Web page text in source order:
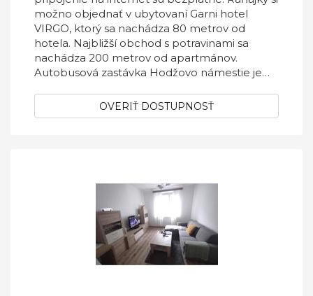
možno objednať v ubytovaní Garni hotel
VIRGO, ktorý sa nachádza 80 metrov od
hotela. Najbližší obchod s potravinami sa
nachádza 200 metrov od apartmánov.
Autobusová zastávka Hodžovo námestie je
zastávky na hlavnú železničnú stanicu. Za
príplatok môžu hostia parkovať na parkovisku
OVERIŤ DOSTUPNOSŤ